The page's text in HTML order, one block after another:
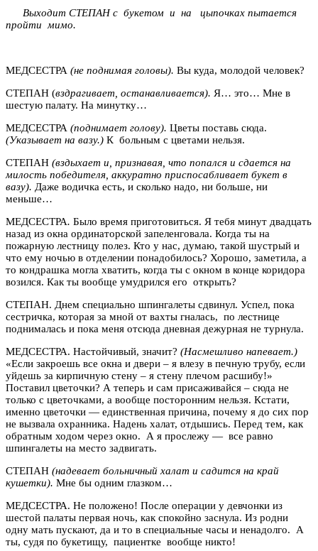
Выходит СТЕПАН с букетом и на цыпочках пытается
пройти мимо.
МЕДСЕСТРА (не поднимая головы). Вы куда, молодой человек?
СТЕПАН (вздрагивает, останавливается). Я… это… Мне в
шестую палату. На минутку…
МЕДСЕСТРА (поднимает голову). Цветы поставь сюда.
(Указывает на вазу.) К больным с цветами нельзя.
СТЕПАН (вздыхает и, признавая, что попался и сдается на
милость победителя, аккуратно приспосабливает букет в
вазу). Даже водичка есть, и сколько надо, ни больше, ни
меньше…
МЕДСЕСТРА. Было время приготовиться. Я тебя минут двадцать
назад из окна ординаторской запеленговала. Когда ты на
пожарную лестницу полез. Кто у нас, думаю, такой шустрый и
что ему ночью в отделении понадобилось? Хорошо, заметила, а
то кондрашка могла хватить, когда ты с окном в конце коридора
возился. Как ты вообще умудрился его открыть?
СТЕПАН. Днем специально шпингалеты сдвинул. Успел, пока
сестричка, которая за мной от вахты гналась, по лестнице
поднималась и пока меня отсюда дневная дежурная не турнула.
МЕДСЕСТРА. Настойчивый, значит? (Насмешливо напевает.)
«Если закроешь все окна и двери – я влезу в печную трубу, если
уйдешь за кирпичную стену – я стену плечом расшибу!»
Поставил цветочки? А теперь и сам присаживайся – сюда не
только с цветочками, а вообще посторонним нельзя. Кстати,
именно цветочки — единственная причина, почему я до сих пор
не вызвала охранника. Надень халат, отдышись. Перед тем, как
обратным ходом через окно. А я прослежу — все равно
шпингалеты на место задвигать.
СТЕПАН (надевает больничный халат и садится на край
кушетки). Мне бы одним глазком…
МЕДСЕСТРА. Не положено! После операции у девчонки из
шестой палаты первая ночь, как спокойно заснула. Из родни
одну мать пускают, да и то в специальные часы и ненадолго. А
ты, судя по букетищу, пациентке вообще никто!